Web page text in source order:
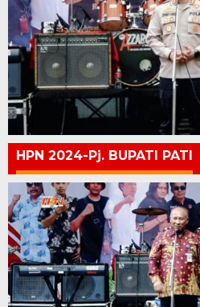
HPN 2024-Pj. BUPATI PATI